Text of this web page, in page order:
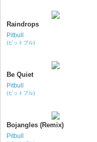
Raindrops
Pitbull
(ピットブル)
Be Quiet
Pitbull
(ピットブル)
Bojangles (Remix)
Pitbull